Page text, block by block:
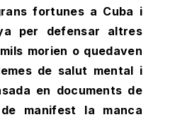
fortunes a Cuba i
per defensar altres
morien o quedaven
de salut mental i
en documents de
manifest la manca